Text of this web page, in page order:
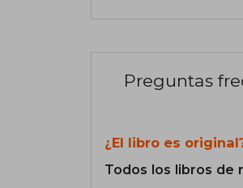
Preguntas
¿El libro es
Todos los libros de